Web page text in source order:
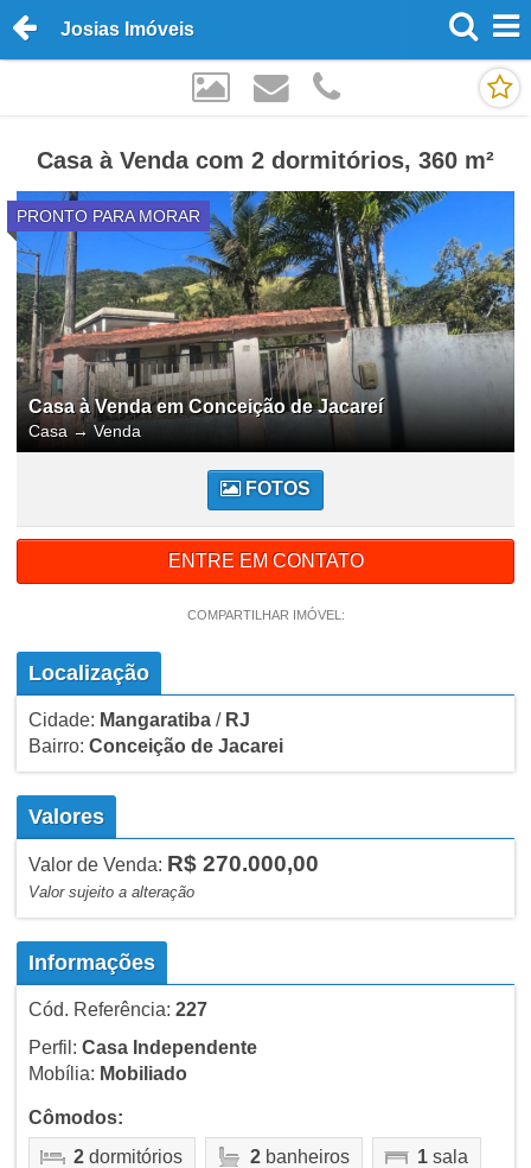
Josias Imóveis
Casa à Venda com 2 dormitórios, 360 m²
PRONTO PARA MORAR
Casa à Venda em Conceição de Jacareí
Casa → Venda
FOTOS
ENTRE EM CONTATO
COMPARTILHAR IMÓVEL:
Localização
Cidade: Mangaratiba/ RJ
Bairro: Conceição de Jacarei
Valores
Valor de Venda: R$ 270.000,00
Valor sujeito a alteração
Informações
Cód. Referência: 227
Perfil: Casa Independente
Mobília: Mobiliado
Cômodos:
2dormitórios 2banheiros 1sala